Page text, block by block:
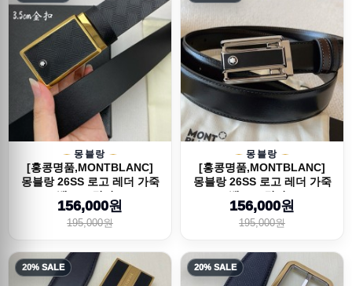
몽블랑
[홍콩명품,MONTBLANC]
몽블랑 26SS 로고 레더 가죽
벨트 (3컬러...
156,000원
195,000원
몽블랑
[홍콩명품,MONTBLANC]
몽블랑 26SS 로고 레더 가죽
벨트 (3컬러...
156,000원
195,000원
20% SALE 20% SALE